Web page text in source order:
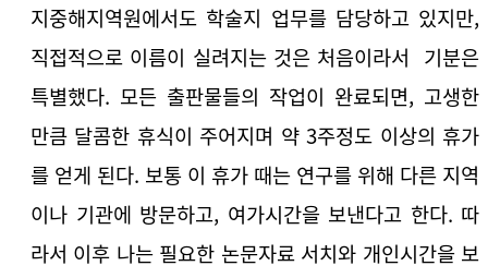
지중해지역원에서도 학술지 업무를 담당하고 있지만,
직접적으로 이름이 실려지는 것은 처음이라서 기분은
특별했다. 모든 출판물들의 작업이 완료되면, 고생한
만큼 달콤한 휴식이 주어지며 약 3주정도 이상의 휴가
를 얻게 된다. 보통 이 휴가 때는 연구를 위해 다른 지역
이나 기관에 방문하고, 여가시간을 보낸다고 한다. 따
라서 이후 나는 필요한 논문자료 서치와 개인시간을 보